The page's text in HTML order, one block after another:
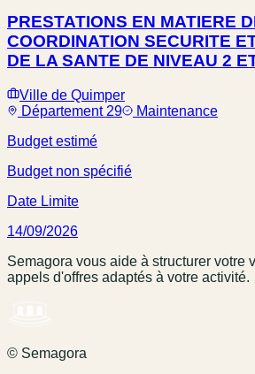
PRESTATIONS EN MATIERE
COORDINATION SECURITE
DE LA SANTE DE NIVEAU 2
Ville de Quimper
Département 29
Maintenance
Budget estimé
Budget non spécifié
Date Limite
14/09/2026
Semagora vous aide à structurer votre
appels d'offres adaptés à votre activité.
© Semagora